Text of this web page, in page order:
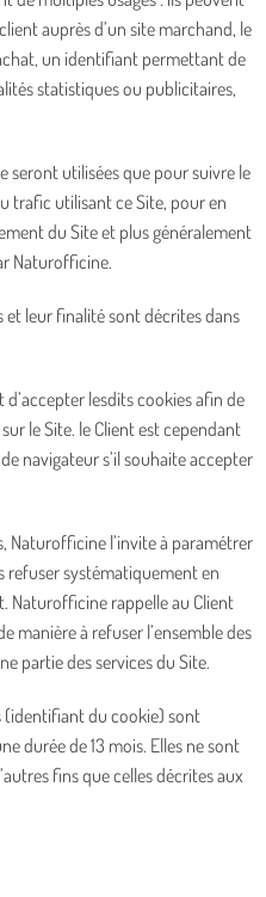
auprès d’un site marchand, le
un identifiant permettant de
statistiques ou publicitaires,
seront utilisées que pour suivre le
trafic utilisant ce Site, pour en
du Site et plus généralement
Naturofficine.
et leur finalité sont décrites dans
lesdits cookies afin de
le Site. le Client est cependant
navigateur s’il souhaite accepter
Naturofficine l’invite à paramétrer
refuser systématiquement en
Naturofficine rappelle au Client
manière à refuser l’ensemble des
partie des services du Site.
(identifiant du cookie) sont
durée de 13 mois. Elles ne sont
fins que celles décrites aux